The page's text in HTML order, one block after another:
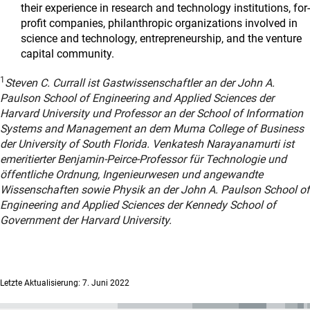
their experience in research and technology institutions, for-
profit companies, philanthropic organizations involved in
science and technology, entrepreneurship, and the venture
capital community.
1 Steven C. Currall ist Gastwissenschaftler an der John A.
Paulson School of Engineering and Applied Sciences der
Harvard University und Professor an der School of Information
Systems and Management an dem Muma College of Business
der University of South Florida. Venkatesh Narayanamurti ist
emeritierter Benjamin-Peirce-Professor für Technologie und
öffentliche Ordnung, Ingenieurwesen und angewandte
Wissenschaften sowie Physik an der John A. Paulson School of
Engineering and Applied Sciences der Kennedy School of
Government der Harvard University.
Letzte Aktualisierung: 7. Juni 2022